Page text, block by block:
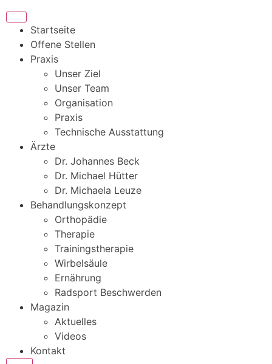
Startseite
Offene Stellen
Praxis
Unser Ziel
Unser Team
Organisation
Praxis
Technische Ausstattung
Ärzte
Dr. Johannes Beck
Dr. Michael Hütter
Dr. Michaela Leuze
Behandlungskonzept
Orthopädie
Therapie
Trainingstherapie
Wirbelsäule
Ernährung
Radsport Beschwerden
Magazin
Aktuelles
Videos
Kontakt